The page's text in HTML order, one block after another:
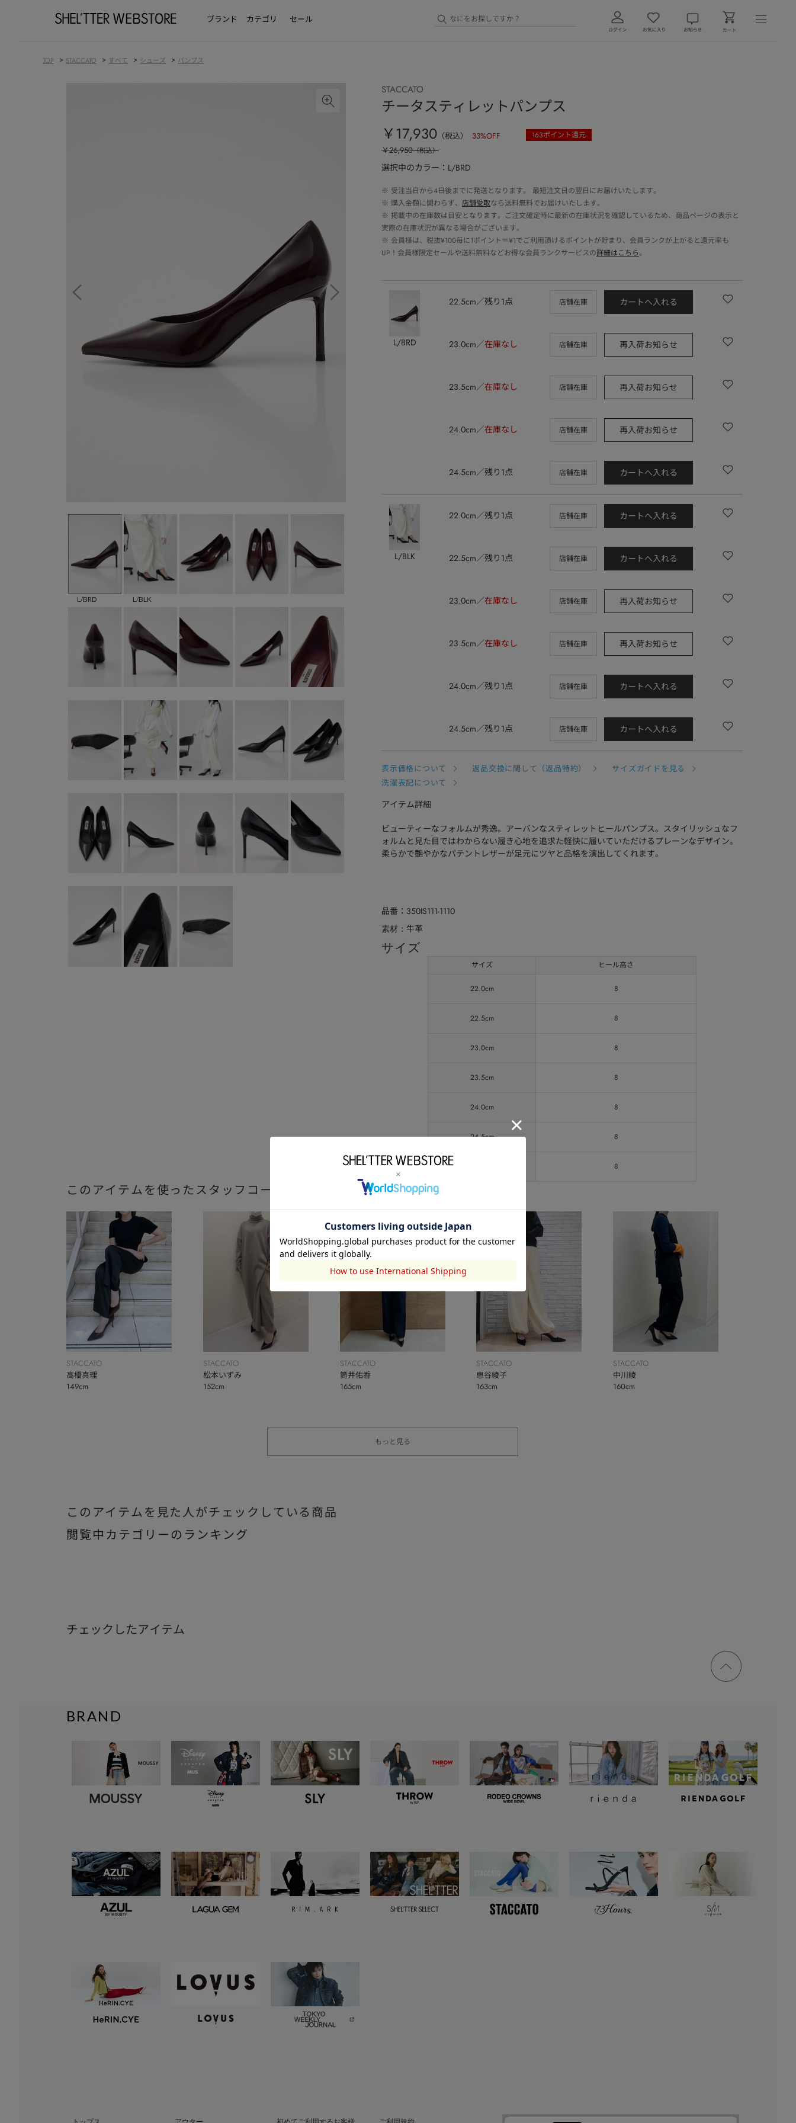
ブランド カテゴリ セール
TOP > STACCATO > すべて > シューズ > パンプス
L/BRD L/BLK
STACCATO
チータスティレットパンプス
￥17,930 （税込） 33%OFF 163ポイント還元
￥26,950（税込）
選択中のカラー：L/BRD
※ 受注当日から4日後までに発送となります。 最短注文日の翌日にお届けいたします。
※ 購入金額に関わらず、 店舗受取なら送料無料でお届けいたします。
※ 掲載中の在庫数は目安となります。ご注文確定時に最新の在庫状況を確認しているため、商品ページの表示と
実際の在庫状況が異なる場合がございます。
※ 会員様は、税抜¥100毎に1ポイント＝¥1でご利用頂けるポイントが貯まり、会員ランクが上がると還元率も
UP！会員様限定セールや送料無料などお得な会員ランクサービスの詳細はこちら。
L/BRD
22.5cm 残り1点 店舗在庫 カートへ入れる
23.0cm 在庫なし 店舗在庫 再入荷お知らせ
23.5cm 在庫なし 店舗在庫 再入荷お知らせ
24.0cm 在庫なし 店舗在庫 再入荷お知らせ
24.5cm 残り1点 店舗在庫 カートへ入れる
L/BLK
22.0cm 残り1点 店舗在庫 カートへ入れる
22.5cm 残り1点 店舗在庫 カートへ入れる
23.0cm 在庫なし 店舗在庫 再入荷お知らせ
23.5cm 在庫なし 店舗在庫 再入荷お知らせ
24.0cm 残り1点 店舗在庫 カートへ入れる
24.5cm 残り1点 店舗在庫 カートへ入れる
表示価格について 返品交換に関して（返品特約）
サイズガイドを見る
洗濯表記について
アイテム詳細
ビューティーなフォルムが秀逸。アーバンなスティレットヒールパンプス。スタイリッシュなフ
ォルムと見た目ではわからない履き心地を追求た軽快に履いていただけるプレーンなデザイン。
柔らかで艶やかなパテントレザーが足元にツヤと品格を演出してくれます。
品番 350IS111-1110
素材 牛革
サイズ
サイズ ヒール高さ
22.0cm 8
22.5cm 8
23.0cm 8
23.5cm 8
24.0cm 8
24.5cm 8
8
このアイテムを使ったスタッフコーディネート
STACCATO
高橋真理
149cm
STACCATO
松本いずみ
152cm
STACCATO
筒井佑香
165cm
STACCATO
恵谷綾子
163cm
STACCATO
中川綾
160cm
もっと見る
このアイテムを見た人がチェックしている商品
閲覧中カテゴリーのランキング
チェックしたアイテム
ページ
トップ
BRAND